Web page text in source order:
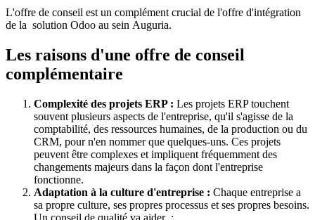
L'offre de conseil est un complément crucial de l'offre d'intégration
de la solution Odoo au sein Auguria.
Les raisons d'une offre de conseil
complémentaire
Complexité des projets ERP : Les projets ERP touchent
souvent plusieurs aspects de l'entreprise, qu'il s'agisse de la
comptabilité, des ressources humaines, de la production ou du
CRM, pour n'en nommer que quelques-uns. Ces projets
peuvent être complexes et impliquent fréquemment des
changements majeurs dans la façon dont l'entreprise
fonctionne.
Adaptation à la culture d'entreprise : Chaque entreprise a
sa propre culture, ses propres processus et ses propres besoins.